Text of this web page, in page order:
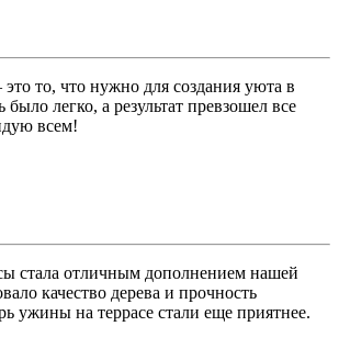
это то, что нужно для создания уюта в
было легко, а результат превзошел все
всем!
стала отличным дополнением нашей
качество дерева и прочность
ужины на террасе стали еще приятнее.